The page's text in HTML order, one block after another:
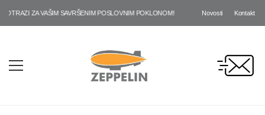
ZA VAŠIM SAVRŠENIM POSLOVNIM POKLONOM! Novosti Kontakt